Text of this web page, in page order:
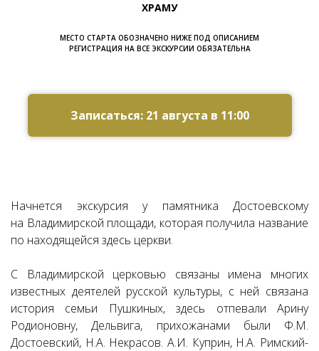
ХРАМУ
МЕСТО СТАРТА ОБОЗНАЧЕНО НИЖЕ ПОД ОПИСАНИЕМ
РЕГИСТРАЦИЯ НА ВСЕ ЭКСКУРСИИ ОБЯЗАТЕЛЬНА
Ссылка на это место страницы:#zapis
Записаться: 21 августа в 11:00
Начнется экскурсия у памятника Достоевскому
на Владимирской площади, которая получила название
по находящейся здесь церкви.
С Владимирской церковью связаны имена многих
известных деятелей русской культуры, с ней связана
история семьи Пушкиных, здесь отпевали Арину
Родионовну, Дельвига, прихожанами были Ф.М.
Достоевский, Н.А. Некрасов. А.И. Куприн, Н.А. Римский-